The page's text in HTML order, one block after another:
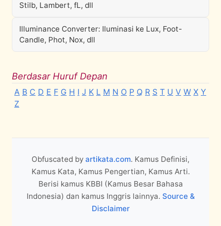
Stilb, Lambert, fL, dll
Illuminance Converter: Iluminasi ke Lux, Foot-
Candle, Phot, Nox, dll
Berdasar Huruf Depan
A B C D E F G H I J K L M N O P Q R S T U V W X Y
Z
Obfuscated by artikata.com. Kamus Definisi,
Kamus Kata, Kamus Pengertian, Kamus Arti.
Berisi kamus KBBI (Kamus Besar Bahasa
Indonesia) dan kamus Inggris lainnya. Source &
Disclaimer